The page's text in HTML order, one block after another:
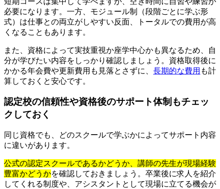
必要になります。一方、モジュール制（段階ごとに学ぶ形
式）は仕事との両立がしやすい反面、トータルでの費用が高
くなることもあります。
また、資格によって実技重視か座学中心かも異なるため、自
分が学びたい内容をしっかり確認しましょう。資格取得後に
かかる年会費や更新費用も見落とさずに、 長期的な費用 も計
算しておくと安心です。
認定校の信頼性や資格後のサポート体制もチェッ
クしておく
同じ資格でも、どのスクールで学ぶかによってサポート内容
に違いがあります。
公式の認定スクールであるかどうか、講師の先生が現場経験
豊富かどうかを確認しておきましょう。卒業後に求人を紹介
してくれる制度や、アシスタントとして現場に立てる機会が